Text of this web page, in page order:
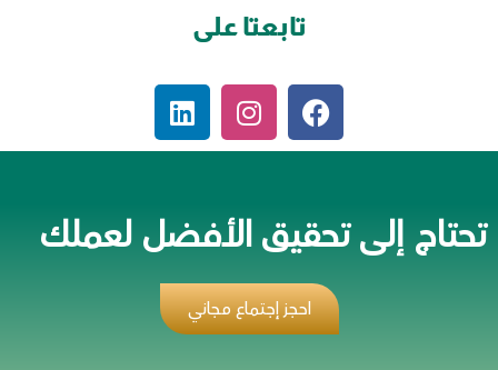
تابعتا على
تحتاج إلى تحقيق الأفضل لعملك
احجز إجتماع مجاني